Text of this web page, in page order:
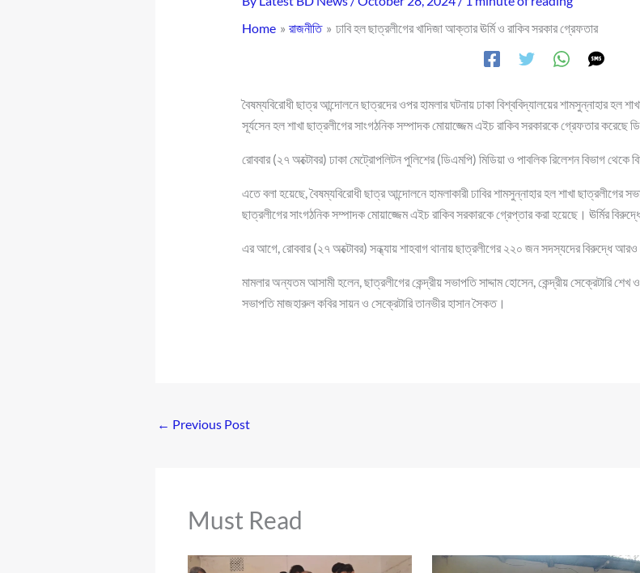
Home
রাজনীতি ঢাবি হল ছাত্রলীগের খাদিজা আক্তার ঊর্মি ও রাকিব সরকার গ্রেফতার
বৈষম্যবিরোধী ছাত্র আন্দোলনে ছাত্রদের ওপর হামলার ঘটনায় ঢাকা বিশ্ববিদ্যালয়ের শামসুন্নাহার হল
সূর্যসেন হল শাখা ছাত্রলীগের সাংগঠনিক সম্পাদক মোয়াজ্জেম এইচ রাকিব সরকারকে গ্রেফতার করেছে
রোববার (২৭ অক্টোবর) ঢাকা মেট্রোপলিটন পুলিশের (ডিএমপি) মিডিয়া ও পাবলিক রিলেশন বিভাগ থেকে
এতে বলা হয়েছে, বৈষম্যবিরোধী ছাত্র আন্দোলনে হামলাকারী ঢাবির শামসুন্নাহার হল শাখা ছাত্রলীগের
ছাত্রলীগের সাংগঠনিক সম্পাদক মোয়াজ্জেম এইচ রাকিব সরকারকে গ্রেপ্তার করা হয়েছে। ঊর্মির
এর আগে, রোববার (২৭ অক্টোবর) সন্ধ্যায় শাহবাগ থানায় ছাত্রলীগের ২২০ জন সদস্যদের বিরুদ্ধে আরও
মামলার অন্যতম আসামী হলেন, ছাত্রলীগের কেন্দ্রীয় সভাপতি সাদ্দাম হোসেন, কেন্দ্রীয় সেক্রেটারি শেখ
সভাপতি মাজহারুল কবির সায়ন ও সেক্রেটারি তানভীর হাসান সৈকত।
← Previous Post
Must Read